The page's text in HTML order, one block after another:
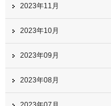
2023年11月
2023年10月
2023年09月
2023年08月